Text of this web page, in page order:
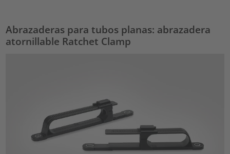
Abrazaderas para tubos planas: abrazadera
atornillable Ratchet Clamp